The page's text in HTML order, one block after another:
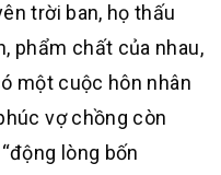
trời ban, họ thấu
phẩm chất của nhau,
một cuộc hôn nhân
vợ chồng còn
lòng bốn